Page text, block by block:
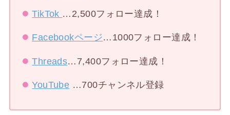
TikTok …2,500フォロー達成！
Facebookページ…1000フォロー達成！
Threads…7,400フォロー達成！
YouTube …700チャンネル登録